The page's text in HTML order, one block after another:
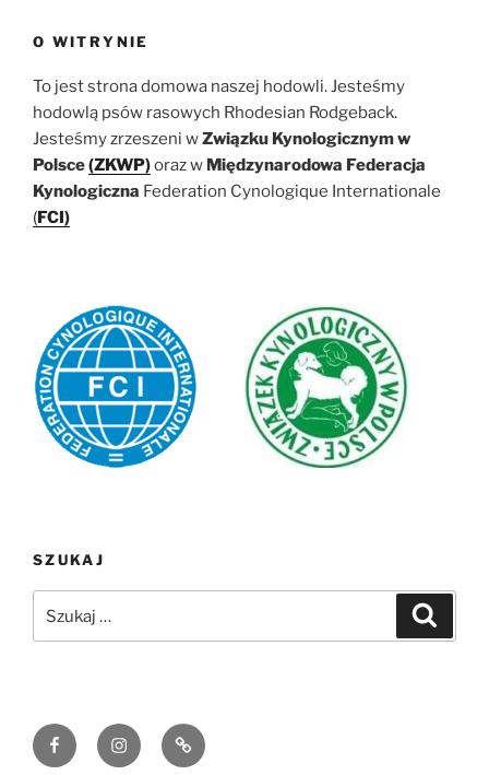
O WITRYNIE
To jest strona domowa naszej hodowli. Jesteśmy
hodowlą psów rasowych Rhodesian Rodgeback.
Jesteśmy zrzeszeni wZwiązku Kynologicznym w
Polsce(ZKWP)oraz w Międzynarodowa Federacja
Kynologiczna Federation Cynologique Internationale
(FCI)
SZUKAJ
FacebookInstagramEmail